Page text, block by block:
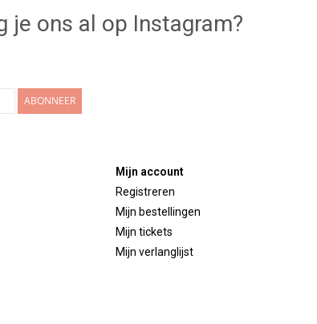
je ons al op Instagram?
ABONNEER
Mijn account
Registreren
Mijn bestellingen
Mijn tickets
Mijn verlanglijst